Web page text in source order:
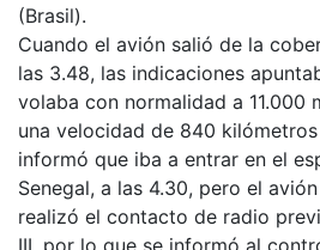
(Brasil).
Cuando el avión salió de la
las 3.48, las indicaciones
volaba con normalidad a 11.000
una velocidad de 840
informó que iba a entrar en el
Senegal, a las 4.30, pero el
realizó el contacto de radio
III, por lo que se informó al